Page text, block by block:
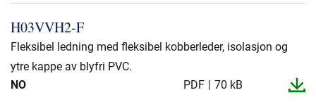
H03VVH2-​F
Fleksibel ledning med fleksibel kobberleder, isolasjon og
ytre kappe av blyfri PVC.
NO
PDF 70 kB